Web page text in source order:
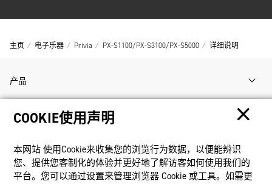
主页 电子乐器 Privia PX-S1100/PX-S3100/PX-S5000 详细说明
产品
客户支持
资讯
COOKIE使用声明
本网站 使⽤Cookie来收集您的浏览⾏为数据，以便能辨识
您、提供您客制化的体验并更好地了解访客如何使⽤我们的
平台。您可以通过设置来管理浏览器 Cookie 或⼯具。如需更